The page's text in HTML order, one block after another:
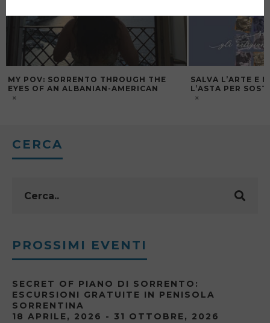
MY POV: SORRENTO THROUGH THE
EYES OF AN ALBANIAN-AMERICAN
SALVA L’ARTE E
L’ASTA PER
CERCA
PROSSIMI EVENTI
SECRET OF PIANO DI SORRENTO:
ESCURSIONI GRATUITE IN PENISOLA
SORRENTINA
18 APRILE, 2026 - 31 OTTOBRE, 2026